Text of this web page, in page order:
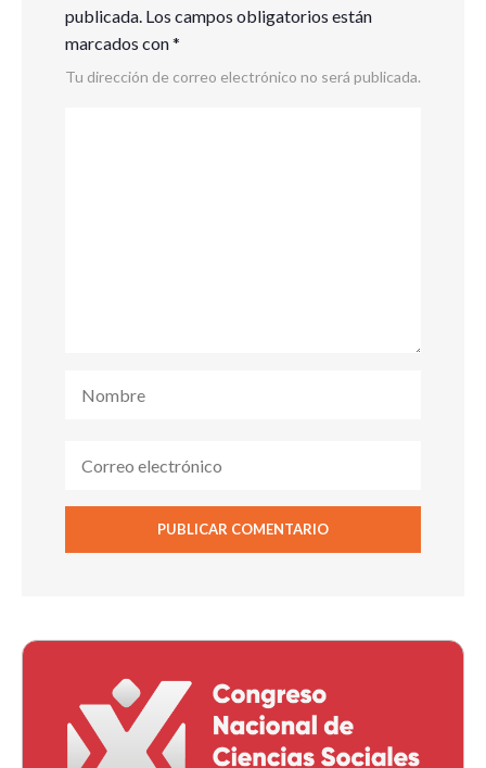
publicada. Los campos obligatorios están
marcados con*
Tu dirección de correo electrónico no será publicada.